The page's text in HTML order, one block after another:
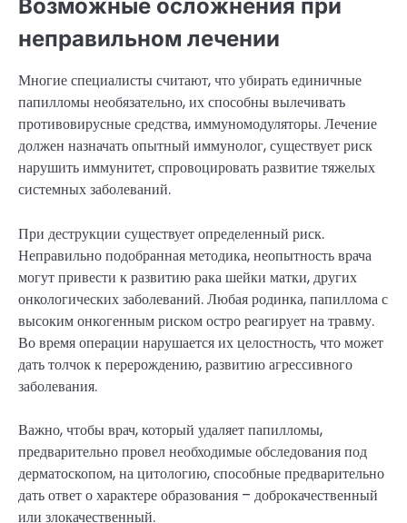
Возможные осложнения при
неправильном лечении
Многие специалисты считают, что убирать единичные
папилломы необязательно, их способны вылечивать
противовирусные средства, иммуномодуляторы. Лечение
должен назначать опытный иммунолог, существует риск
нарушить иммунитет, спровоцировать развитие тяжелых
системных заболеваний.
При деструкции существует определенный риск.
Неправильно подобранная методика, неопытность врача
могут привести к развитию рака шейки матки, других
онкологических заболеваний. Любая родинка, папиллома с
высоким онкогенным риском остро реагирует на травму.
Во время операции нарушается их целостность, что может
дать толчок к перерождению, развитию агрессивного
заболевания.
Важно, чтобы врач, который удаляет папилломы,
предварительно провел необходимые обследования под
дерматоскопом, на цитологию, способные предварительно
дать ответ о характере образования – доброкачественный
или злокачественный.